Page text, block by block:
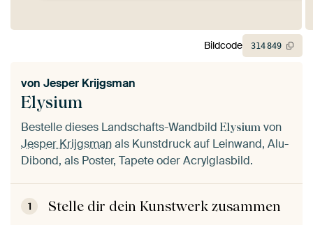
Elysium
von Jesper Krijgsman
Bestelle dieses Landschafts-Wandbild Elysium von
Jesper Krijgsmanals Kunstdruck auf Leinwand, Alu-
Dibond, als Poster, Tapete oder Acrylglasbild.
1 Stelle dir dein Kunstwerk zusammen
Bildcode 314849